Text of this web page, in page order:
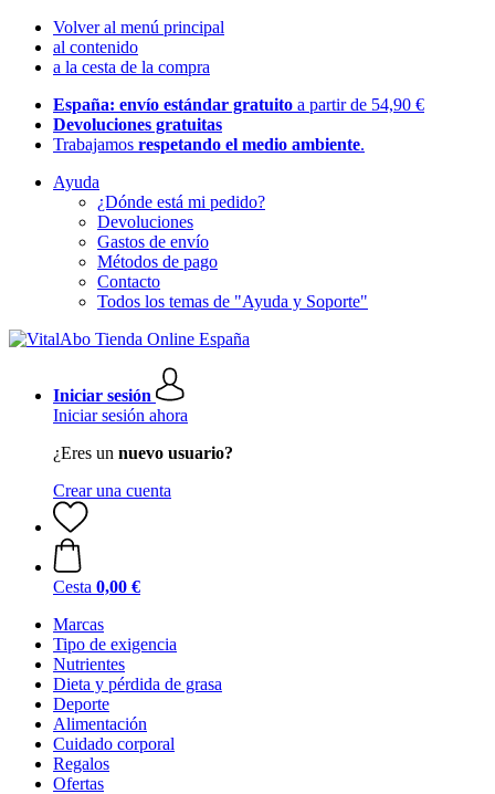
Volver al menú principal
al contenido
a la cesta de la compra
España: envío estándar gratuito a partir de 54,90 €
Devoluciones gratuitas
Trabajamos respetando el medio ambiente.
Ayuda
¿Dónde está mi pedido?
Devoluciones
Gastos de envío
Métodos de pago
Contacto
Todos los temas de "Ayuda y Soporte"
Iniciar sesión
Iniciar sesión ahora
¿Eres un nuevo usuario?
Crear una cuenta
Cesta 0,00 €
Marcas
Tipo de exigencia
Nutrientes
Dieta y pérdida de grasa
Deporte
Alimentación
Cuidado corporal
Regalos
Ofertas